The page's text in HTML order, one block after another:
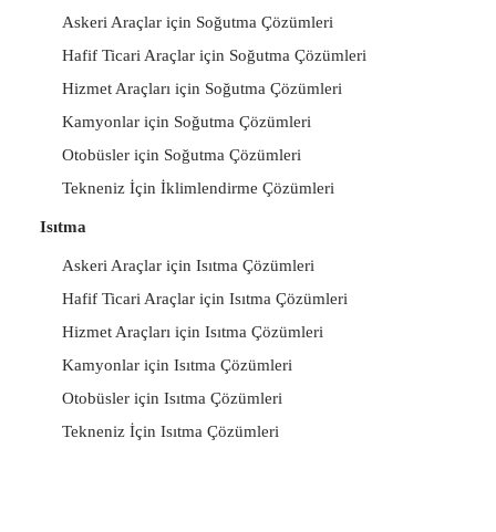
Askeri Araçlar için Soğutma Çözümleri
Hafif Ticari Araçlar için Soğutma Çözümleri
Hizmet Araçları için Soğutma Çözümleri
Kamyonlar için Soğutma Çözümleri
Otobüsler için Soğutma Çözümleri
Tekneniz İçin İklimlendirme Çözümleri
Isıtma
Askeri Araçlar için Isıtma Çözümleri
Hafif Ticari Araçlar için Isıtma Çözümleri
Hizmet Araçları için Isıtma Çözümleri
Kamyonlar için Isıtma Çözümleri
Otobüsler için Isıtma Çözümleri
Tekneniz İçin Isıtma Çözümleri